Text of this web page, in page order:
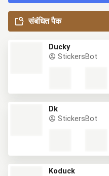
संबंधित पैक
Ducky
StickersBot
Dk
StickersBot
Koduck